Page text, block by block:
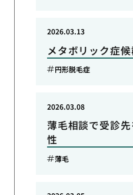
メタボリック症
2026.03.13
円形脱毛症
薄毛相談で受診
性
2026.03.08
薄毛